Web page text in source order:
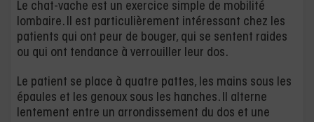
Le chat-vache est un exercice simple de mobilité
lombaire. Il est particulièrement intéressant chez les
patients qui ont peur de bouger, qui se sentent raides
ou qui ont tendance à verrouiller leur dos.
Le patient se place à quatre pattes, les mains sous les
épaules et les genoux sous les hanches. Il alterne
lentement entre un arrondissement du dos et une